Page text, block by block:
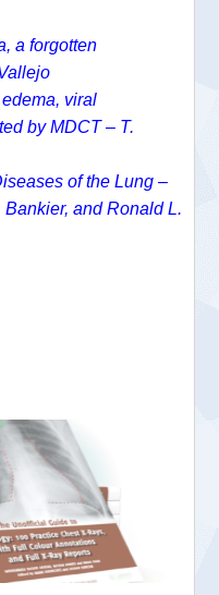
a forgotten
viral
by MDCT – T.
of the Lung –
Bankier, and Ronald L.